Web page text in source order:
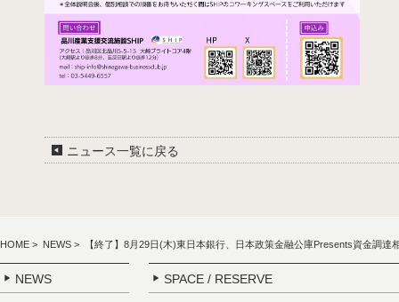
ニュース一覧に戻る
HOME > NEWS > 【終了】8月29日(木)東日本銀行、日本政策金融公庫Presents資金調達
NEWS SPACE / RESERVE